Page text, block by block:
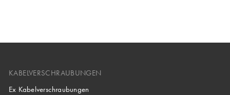
KABELVERSCHRAUBUNGEN
Ex Kabelverschraubungen